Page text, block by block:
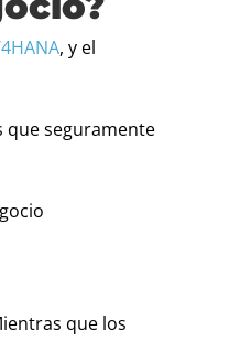
, y el
que seguramente
que los